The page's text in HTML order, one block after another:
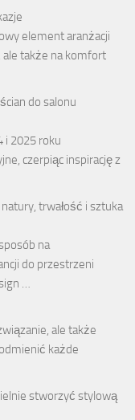
element aranżacji
ale także na komfort
do salonu
i 2025 roku
czerpiąc inspirację z
trwałość i sztuka
na
do przestrzeni
…
ale także
każde
stworzyć stylową